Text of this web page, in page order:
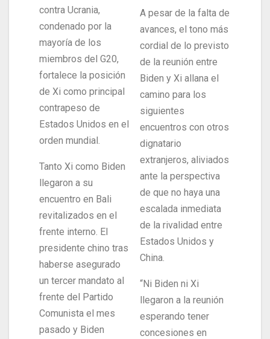
contra Ucrania,
condenado por la
mayoría de los
miembros del G20,
fortalece la posición
de Xi como principal
contrapeso de
Estados Unidos en el
orden mundial.
Tanto Xi como Biden
llegaron a su
encuentro en Bali
revitalizados en el
frente interno. El
presidente chino tras
haberse asegurado
un tercer mandato al
frente del Partido
Comunista el mes
pasado y Biden
A pesar de la falta de
avances, el tono más
cordial de lo previsto
de la reunión entre
Biden y Xi allana el
camino para los
siguientes
encuentros con otros
dignatario
extranjeros, aliviados
ante la perspectiva
de que no haya una
escalada inmediata
de la rivalidad entre
Estados Unidos y
China.
“Ni Biden ni Xi
llegaron a la reunión
esperando tener
concesiones en